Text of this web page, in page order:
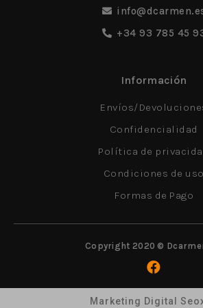
+34 93 785 45
Información
Envíos/
Confidencialidad
Política de
Condiciones de uso
Formas de Pago
Copyright 2020 ©
Marketing Digital